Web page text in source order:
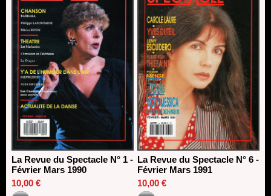
La Revue du Spectacle N° 1 -
Février Mars 1990
10,00 €
La Revue du Spectacle N° 6 -
Février Mars 1991
10,00 €